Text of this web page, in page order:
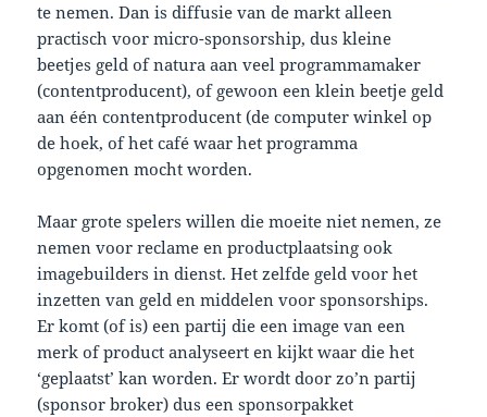
te nemen. Dan is diffusie van de markt alleen
practisch voor micro-sponsorship, dus kleine
beetjes geld of natura aan veel programmamaker
(contentproducent), of gewoon een klein beetje geld
aan één contentproducent (de computer winkel op
de hoek, of het café waar het programma
opgenomen mocht worden.
Maar grote spelers willen die moeite niet nemen, ze
nemen voor reclame en productplaatsing ook
imagebuilders in dienst. Het zelfde geld voor het
inzetten van geld en middelen voor sponsorships.
Er komt (of is) een partij die een image van een
merk of product analyseert en kijkt waar die het
‘geplaatst’ kan worden. Er wordt door zo’n partij
(sponsor broker) dus een sponsorpakket